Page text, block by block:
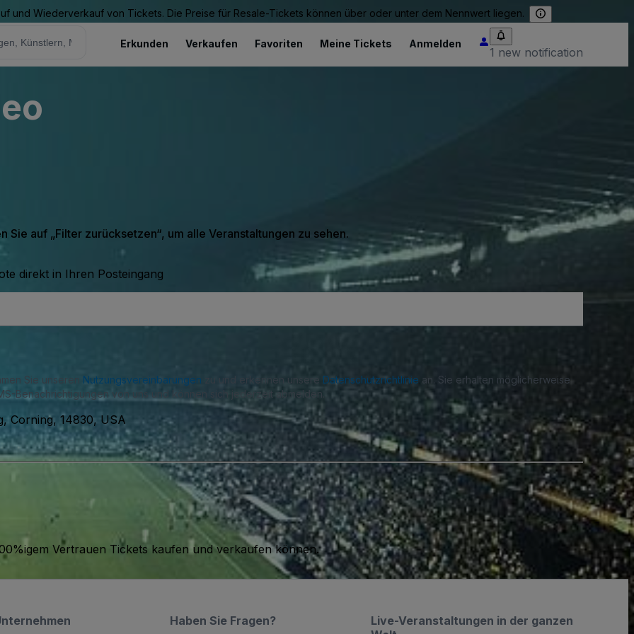
und Wiederverkauf von Tickets. Die Preise für Resale-Tickets können über oder unter dem Nennwert liegen.
Erkunden Verkaufen Favoriten Meine Tickets Anmelden
1 new notification
Sie auf „Filter zurücksetzen“, um alle Veranstaltungen zu sehen.
direkt in Ihren Posteingang
Sie unseren Nutzungsvereinbarungen zu und erkennen unsere Datenschutzrichtlinie an. Sie erhalten möglicherweise
Benachrichtigungen von uns und können sich jederzeit abmelden.
Corning, 14830, USA
Vertrauen Tickets kaufen und verkaufen können.
Live-Veranstaltungen in der ganzen
Haben Sie Fragen?